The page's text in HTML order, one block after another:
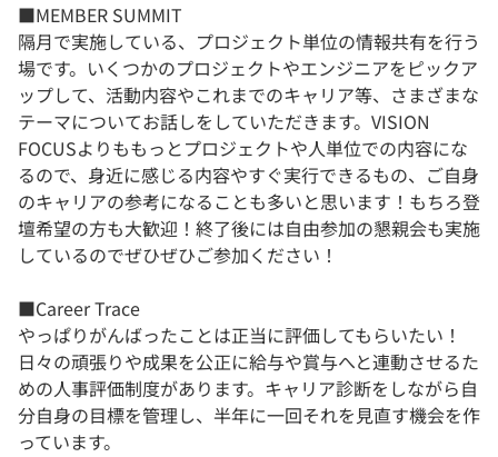
■MEMBER SUMMIT
隔月で実施している、プロジェクト単位の情報共有を行う
場です。いくつかのプロジェクトやエンジニアをピックア
ップして、活動内容やこれまでのキャリア等、さまざまな
テーマについてお話しをしていただきます。VISION
FOCUSよりももっとプロジェクトや人単位での内容にな
るので、身近に感じる内容やすぐ実行できるもの、ご自身
のキャリアの参考になることも多いと思います！もちろ登
壇希望の方も大歓迎！終了後には自由参加の懇親会も実施
しているのでぜひぜひご参加ください！
■Career Trace
やっぱりがんばったことは正当に評価してもらいたい！
日々の頑張りや成果を公正に給与や賞与へと連動させるた
めの人事評価制度があります。キャリア診断をしながら自
分自身の目標を管理し、半年に一回それを見直す機会を作
っています。